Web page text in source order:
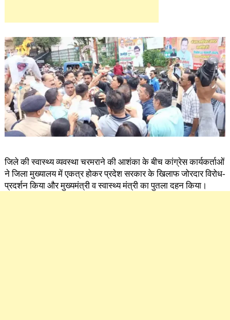
जिले की स्वास्थ्य व्यवस्था चरमराने की आशंका के बीच कांग्रेस कार्यकर्ताओं
ने जिला मुख्यालय में एकत्र होकर प्रदेश सरकार के खिलाफ जोरदार विरोध-
प्रदर्शन किया और मुख्यमंत्री व स्वास्थ्य मंत्री का पुतला दहन किया।